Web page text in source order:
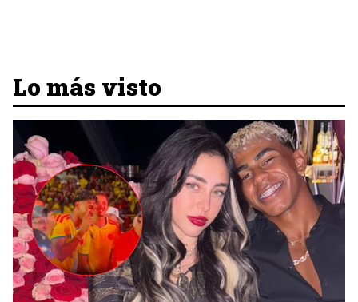
Lo más visto